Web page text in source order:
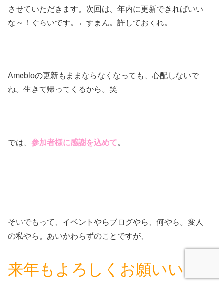
させていただきます。次回は、年内に更新できればいい
な～！ぐらいです。←すまん。許しておくれ。
Amebloの更新もままならなくなっても、心配しないで
ね。生きて帰ってくるから。笑
では、参加者様に感謝を込めて。
そいでもって、イベントやらブログやら、何やら。変人
の私やら。あいかわらずのことですが、
来年もよろしくお願いいた